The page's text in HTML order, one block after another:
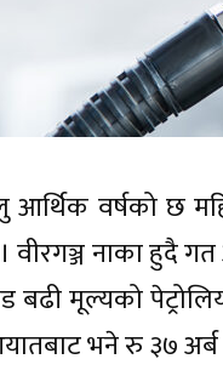
आर्थिक वर्षको छ
वीरगञ्ज नाका
बढी मूल्यको
भने रु ३७